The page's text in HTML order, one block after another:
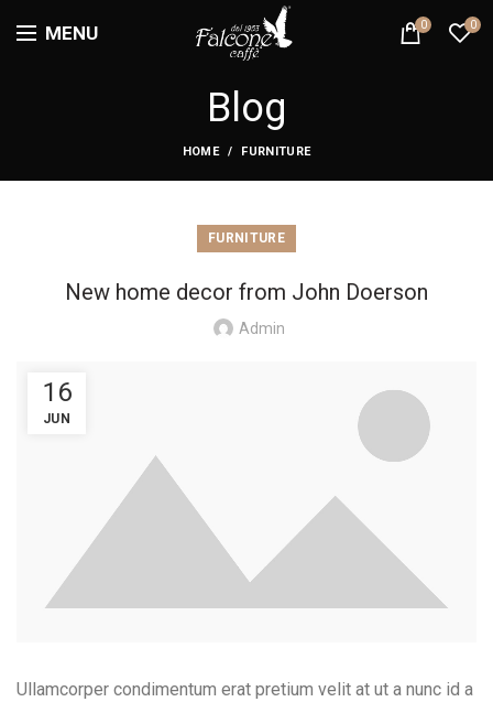
MENU 0 0
Blog
HOME FURNITURE
FURNITURE
New home decor from John Doerson
Admin
16
JUN
Ullamcorper condimentum erat pretium velit at ut a nunc id a